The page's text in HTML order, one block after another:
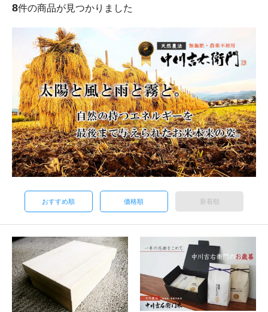
8件の商品が見つかりました
おすすめ順 価格順 新着順